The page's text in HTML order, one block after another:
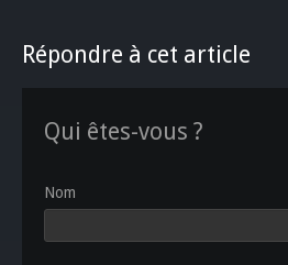
Répondre à cet article
Qui êtes-vous ?
Nom